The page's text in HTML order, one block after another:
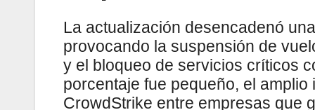
La actualización desencadenó
provocando la suspensión de
y el bloqueo de servicios críticos
porcentaje fue pequeño, el
CrowdStrike entre empresas que